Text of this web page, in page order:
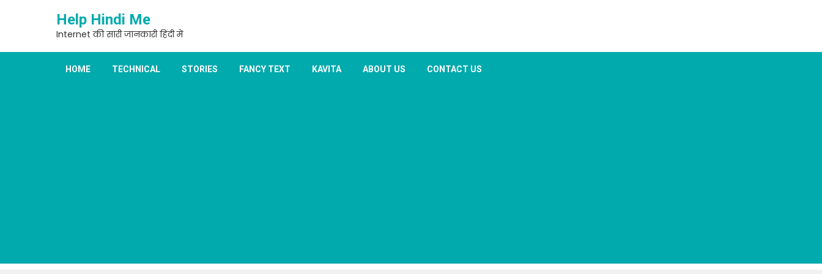
Help Hindi Me
Internet की सारी जानकारी हिंदी में
HOME TECHNICAL STORIES FANCY TEXT KAVITA ABOUT US CONTACT US